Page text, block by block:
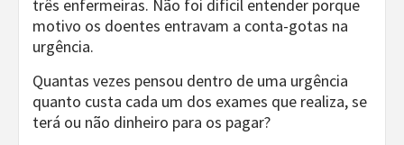
três enfermeiras. Não foi difícil entender porque
motivo os doentes entravam a conta-gotas na
urgência.
Quantas vezes pensou dentro de uma urgência
quanto custa cada um dos exames que realiza, se
terá ou não dinheiro para os pagar?